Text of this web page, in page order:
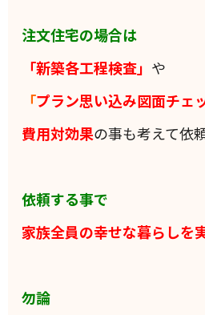
注文住宅の場合は
「新築各工程検査」 や
「プラン思い込み図面チェ
費用対効果の事も考えて依
依頼する事で
家族全員の幸せな暮らしを
勿論